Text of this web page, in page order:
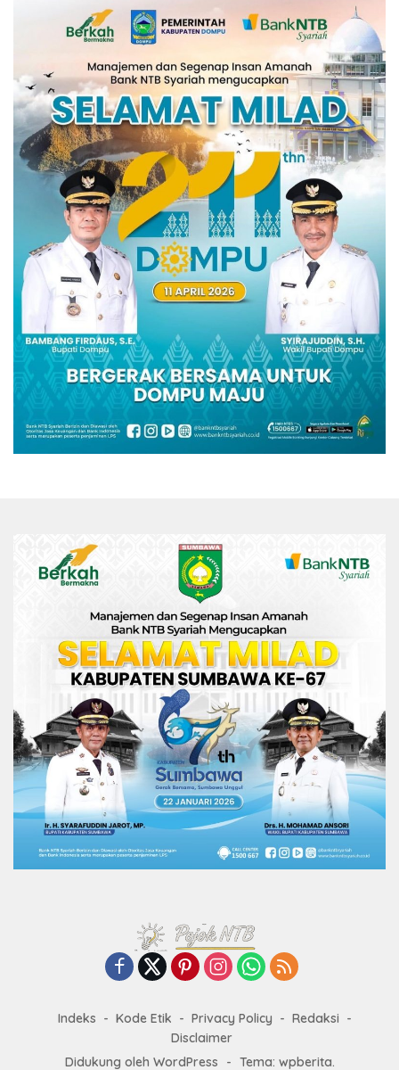
Indeks Kode Etik Privacy Policy
Redaksi
Disclaimer
Didukung oleh WordPress
- Tema: wpberita.